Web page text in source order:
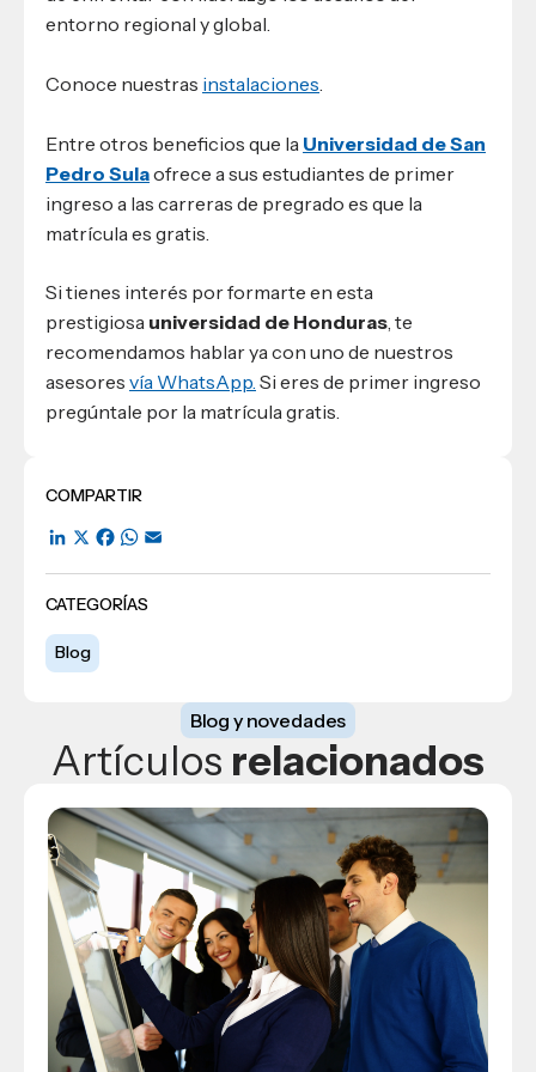
COMPARTIR
LinkedIn
X Facebook
WhatsApp
CATEGORÍAS
Blog
entorno regional y global.
Conoce nuestras instalaciones
Entre otros beneficios que la Universidad de San
Pedro Sulaofrece a sus estudiantes de primer
ingreso a las carreras de pregrado es que la
matrícula es gratis.
Si tienes interés por formarte en esta
prestigiosa universidad de Honduras, te
recomendamos hablar ya con uno de nuestros
asesores vía WhatsApp. Si eres de primer ingreso
pregúntale por la matrícula gratis.
Blog y novedades
Artículos relacionados